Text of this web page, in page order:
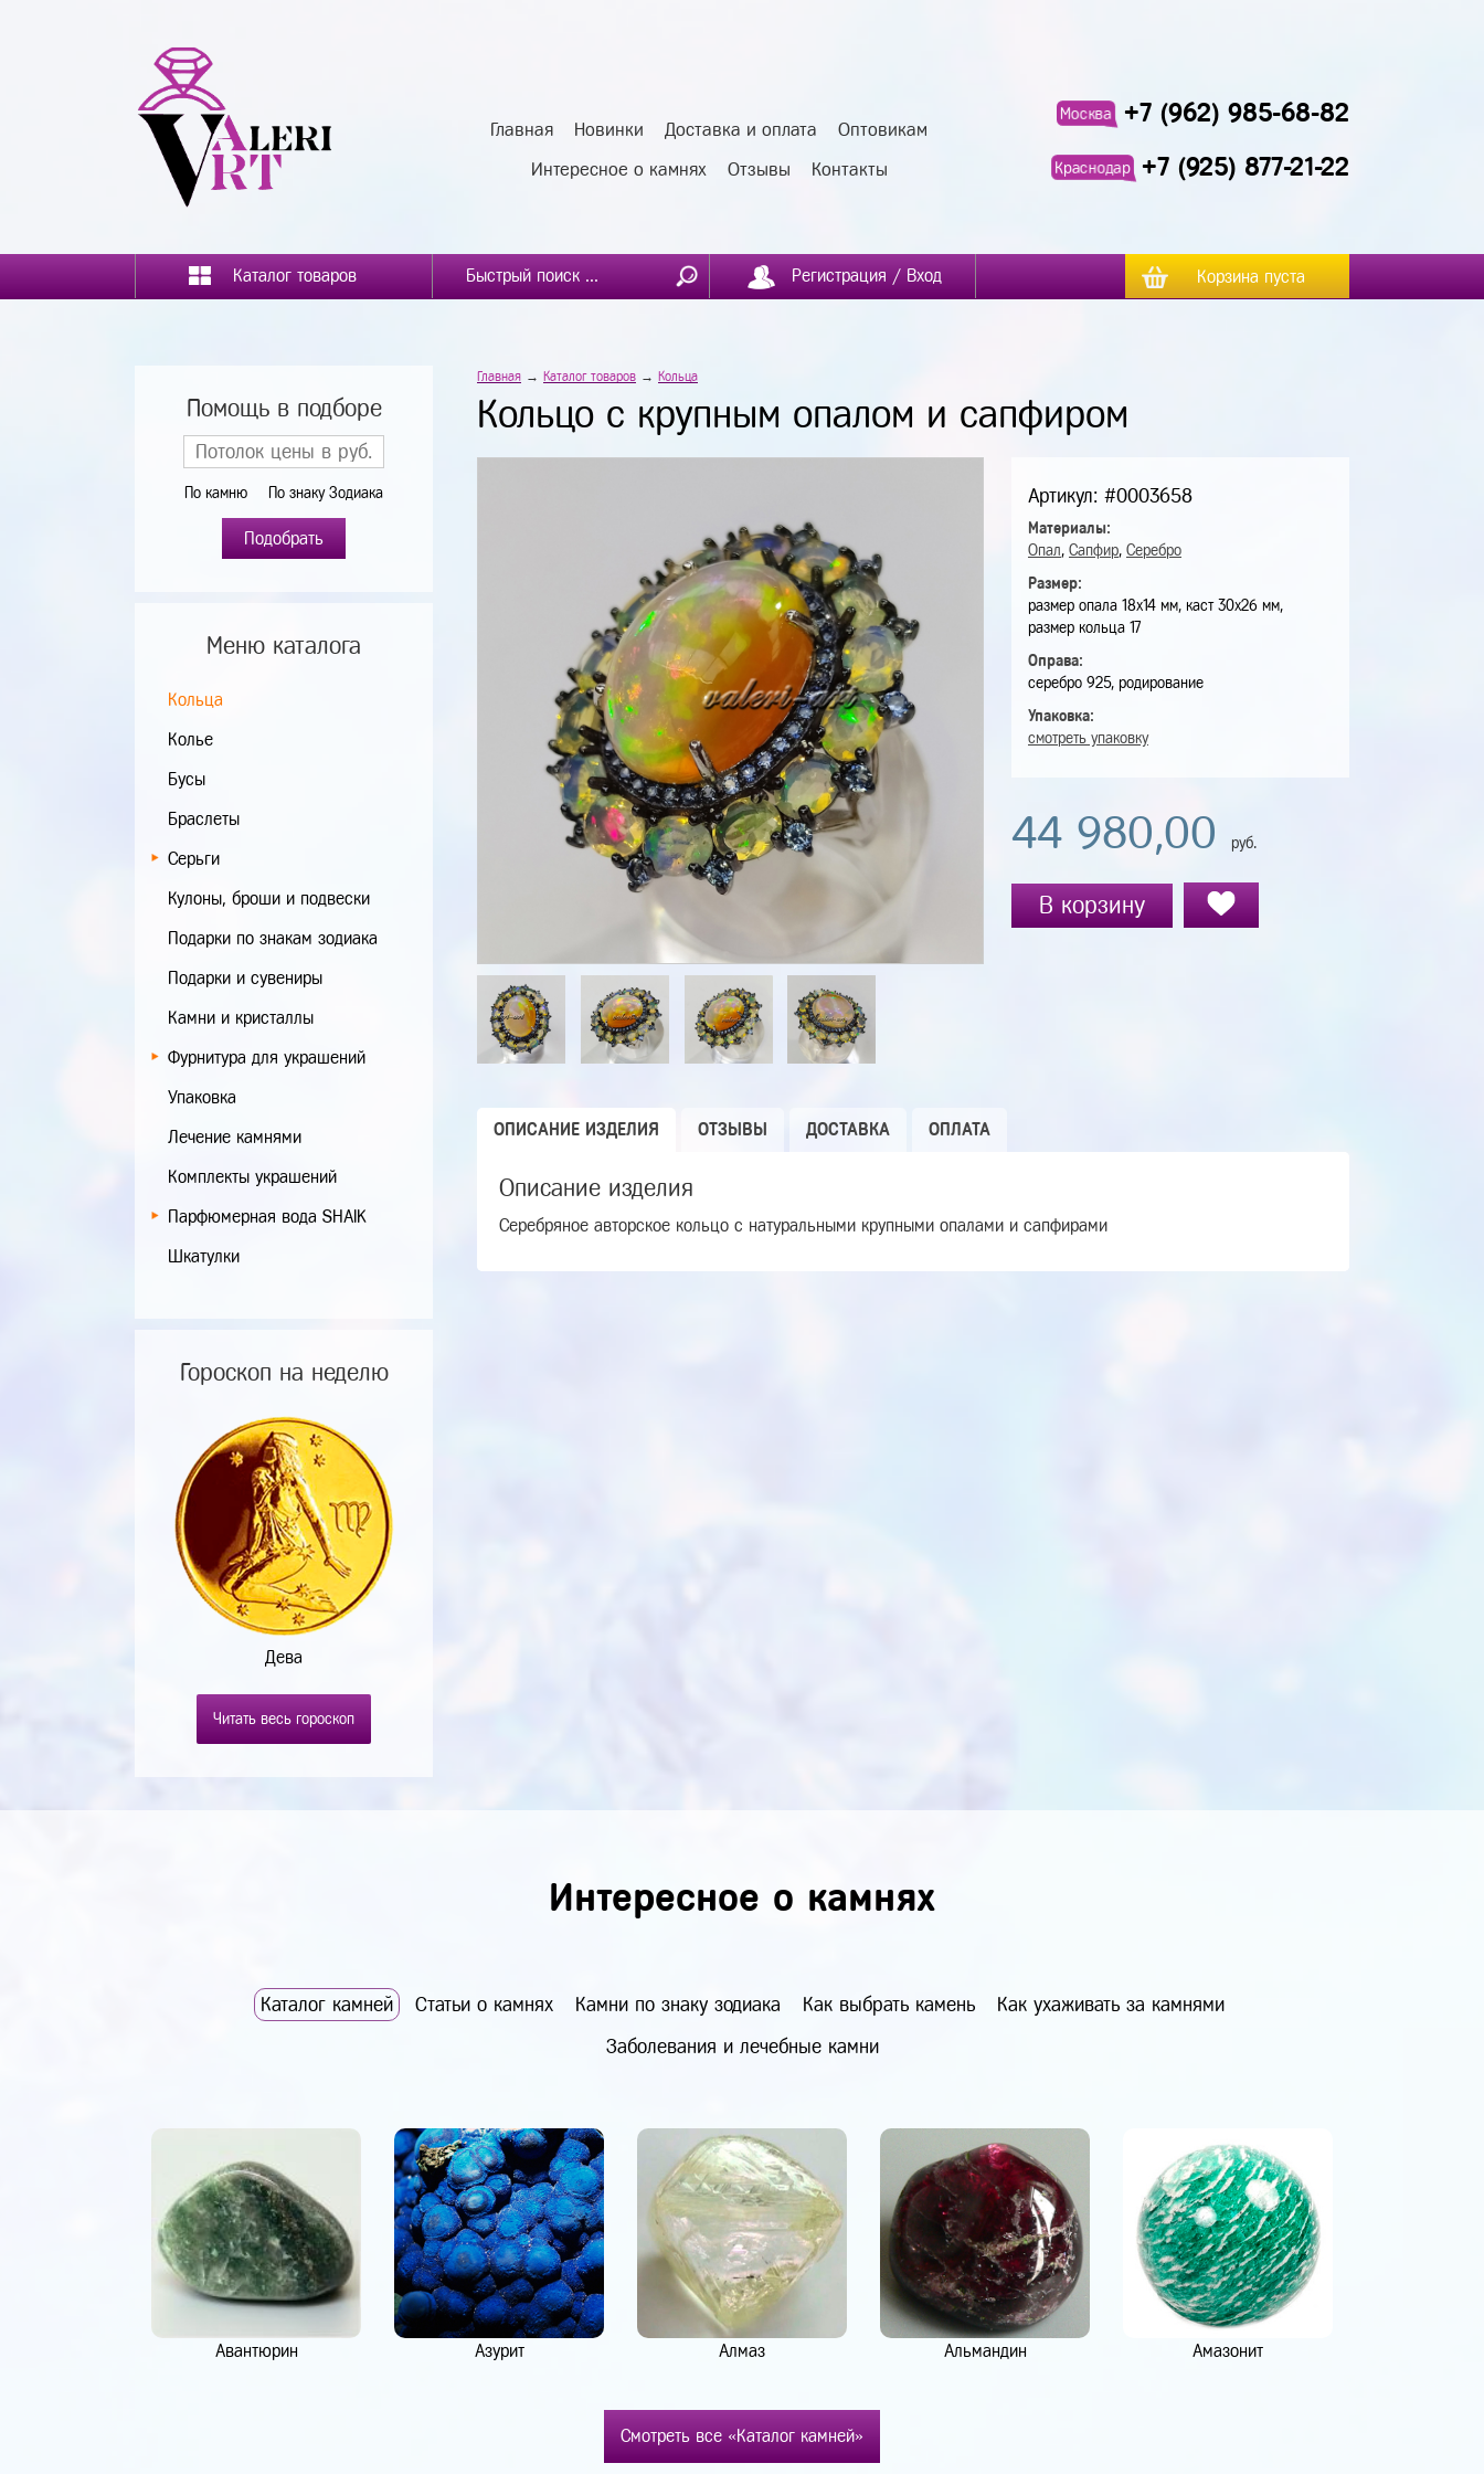
Главная Новинки Доставка и оплата Оптовикам
Интересное о камнях Отзывы Контакты
Москва +7 (962) 985-68-82
Краснодар +7 (925) 877-21-22
Каталог товаров Регистрация / Вход Корзина пуста
Помощь в подборе
По камню По знаку Зодиака
Подобрать
Меню каталога
Кольца
Колье
Бусы
Браслеты
Серьги
Кулоны, броши и подвески
Подарки по знакам зодиака
Подарки и сувениры
Камни и кристаллы
Фурнитура для украшений
Упаковка
Лечение камнями
Комплекты украшений
Парфюмерная вода SHAIK
Шкатулки
Гороскоп на неделю
Дева
Читать весь гороскоп
Главная → Каталог товаров → Кольца
Кольцо с крупным опалом и сапфиром
Артикул: #0003658
Материалы:
Опал, Сапфир, Серебро
Размер:
размер опала 18х14 мм, каст 30х26 мм,
размер кольца 17
Оправа:
серебро 925, родирование
Упаковка:
смотреть упаковку
44 980,00 руб.
В корзину
ОПИСАНИЕ ИЗДЕЛИЯ ОТЗЫВЫ ДОСТАВКА ОПЛАТА
Описание изделия
Серебряное авторское кольцо с натуральными крупными опалами и сапфирами
Интересное о камнях
Каталог камней Статьи о камнях Камни по знаку зодиака Как выбрать камень Как ухаживать за камнями
Заболевания и лечебные камни
Авантюрин Азурит Алмаз Альмандин Амазонит
Смотреть все «Каталог камней»